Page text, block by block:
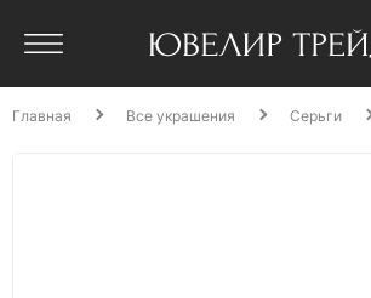
Главная Все украшения Серьги